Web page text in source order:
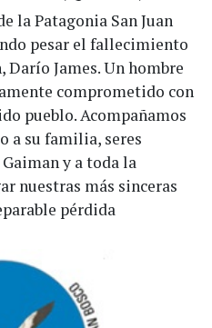
la Patagonia San Juan
pesar el fallecimiento
James. Un hombre
comprometido con
pueblo. Acompañamos
a su familia, seres
y a toda la
nuestras más sinceras
pérdida